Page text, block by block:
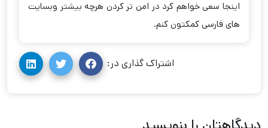
اینجا سعی خواهم کرد در امن تر کردن هرچه بیشتر وبسایت
های فارسی کمکتون کنم.
اشتراک گذاری در: